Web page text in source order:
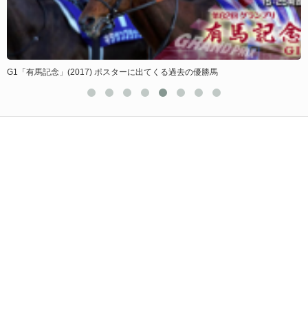
G1「有馬記念」(2017) ポスターに出てくる過去の優勝馬